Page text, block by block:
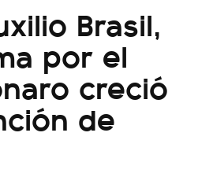
Brasil,
por el
creció
de